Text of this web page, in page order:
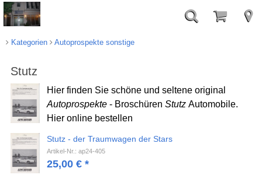
Kategorien Autoprospekte sonstige
Stutz
Hier finden Sie schöne und seltene original
Autoprospekte- Broschüren Stutz Automobile.
Hier online bestellen
Stutz - der Traumwagen der Stars
Artikel-Nr.: ap24-405
25,00 €*